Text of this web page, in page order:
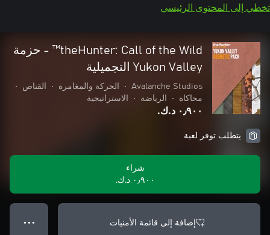
تخطي إلى المحتوى الرئيسي
theHunter: Call of the Wild™ - حزمة
Yukon Valley التجميلية
Avalanche Studios
• الحركة والمغامرة • القناص
•
محاكاة
• الرياضة • الاستراتيجية
٠٫٩٠٠ د.ك.‏
يتطلب توفر لعبة
شراء
٠٫٩٠٠ د.ك.‏
إضافة إلى قائمة الأمنيات ● ● ●